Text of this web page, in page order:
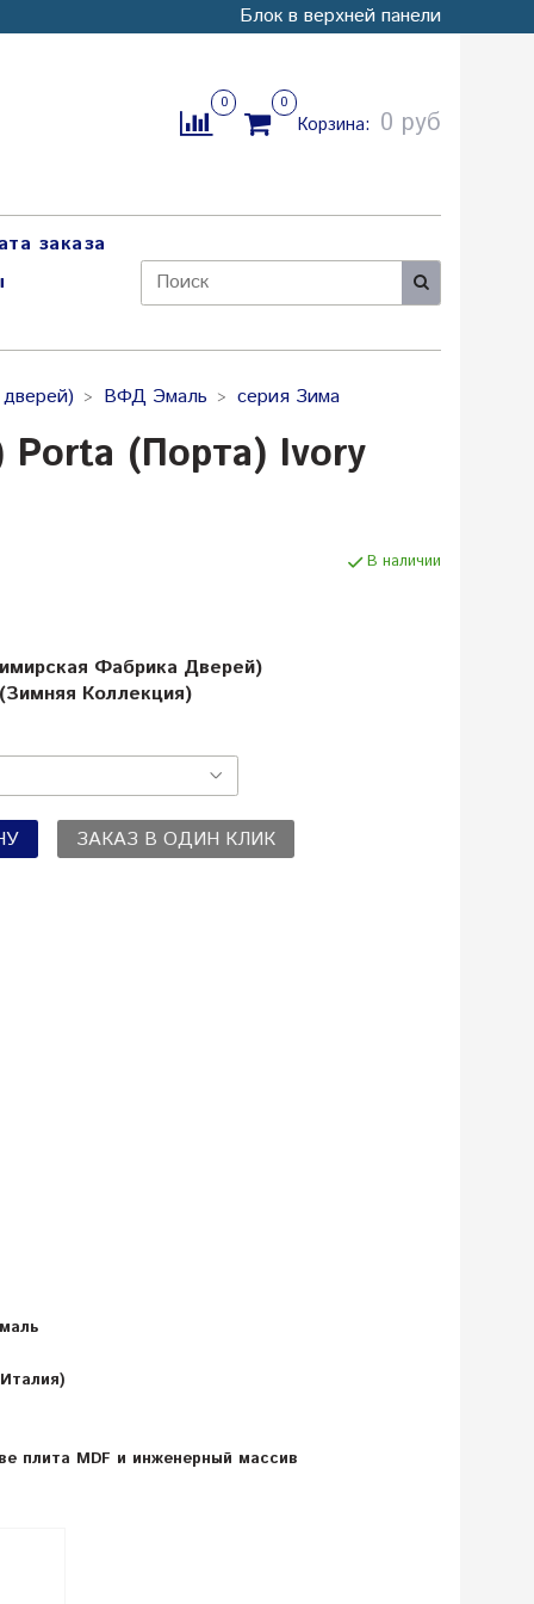
Блок в верхней панели
0 0
Корзина: 0 руб
заказа
ВФД Эмаль серия Зима
(Порта) Ivory
В наличии
Фабрика Дверей)
Коллекция)
ЗАКАЗ В ОДИН КЛИК
плита MDF и инженерный массив